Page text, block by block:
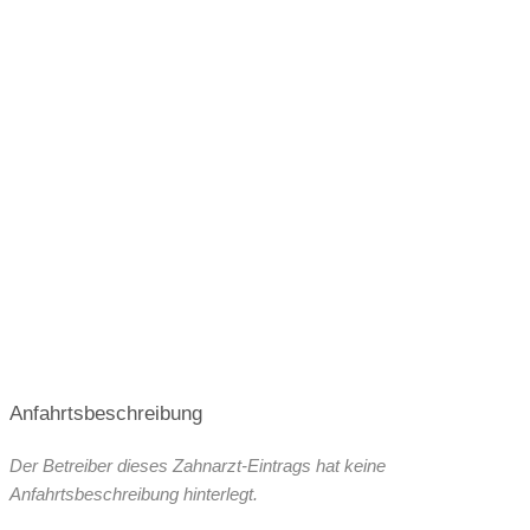
Anfahrtsbeschreibung
Der Betreiber dieses Zahnarzt-Eintrags hat keine
Anfahrtsbeschreibung hinterlegt.